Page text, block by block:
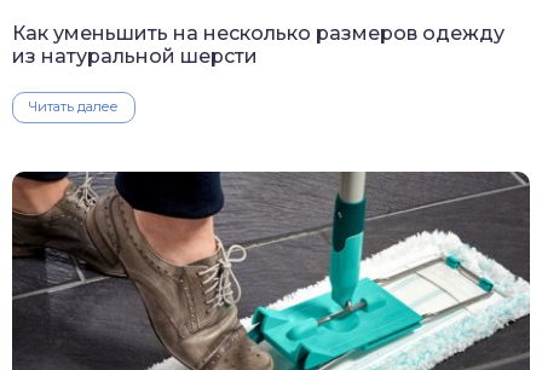
Как уменьшить на несколько размеров одежду
из натуральной шерсти
Читать далее